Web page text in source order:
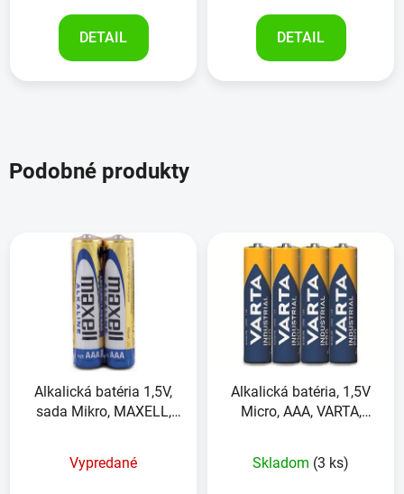
DETAIL DETAIL
Podobné produkty
Alkalická batéria 1,5V,
sada Mikro, MAXELL,
Vypredané
Alkalická batéria, 1,5V
Micro, AAA, VARTA,
Skladom (3 ks)